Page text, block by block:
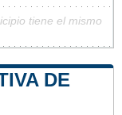
tiene el mismo
DE